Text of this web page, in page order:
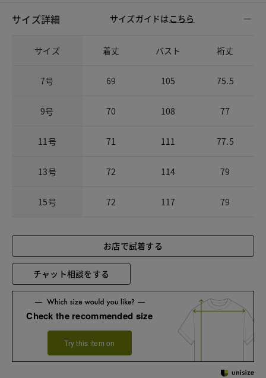
サイズ詳細 サイズガイドは こちら
サイズ 着丈 バスト 裄丈
7号 69 105 75.5
9号 70 108 77
11号 71 111 77.5
13号 72 114 79
15号 72 117 79
お店で試着する
チャット相談をする
Check the recommended size
Try this item on